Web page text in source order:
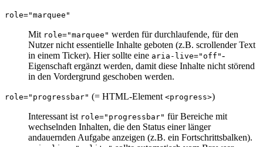
role="marquee"
Mit role="marquee" werden für durchlaufende, für den
Nutzer nicht essentielle Inhalte geboten (z.B. scrollender Text
in einem Ticker). Hier sollte eine aria-live="off"-
Eigenschaft ergänzt werden, damit diese Inhalte nicht störend
in den Vordergrund geschoben werden.
role="progressbar" (= HTML-Element <progress>)
Interessant ist role="progressbar" für Bereiche mit
wechselnden Inhalten, die den Status einer länger
andauernden Aufgabe anzeigen (z.B. ein Fortschrittsbalken).